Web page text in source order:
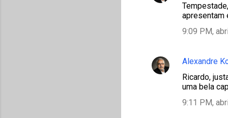
apresentam
9:09 PM,
Alexandre
Ricardo,
uma bela
9:11 PM,